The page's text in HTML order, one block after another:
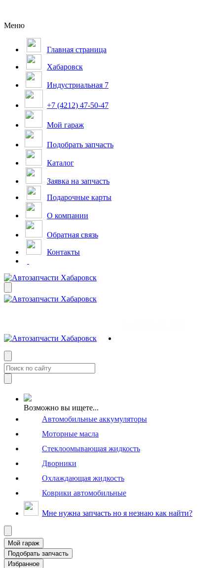
Меню
Главная страница
Хабаровск
Индустриальная 7
+7 (4212) 47-50-47
Мой гараж
Подобрать запчасть
Каталог
Заявка на запчасть
Подарочные карты
О компании
Обратная связь
Контакты
Возможно вы ищете...
Автомобильные аккумуляторы
Моторные масла
Стеклоомывающая жидкость
Дворники
Охлаждающая жидкость
Коврики автомобильные
Мне нужна запчасть но я незнаю как найти?